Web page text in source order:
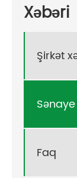
Xəbəri
Şirkət
Faq